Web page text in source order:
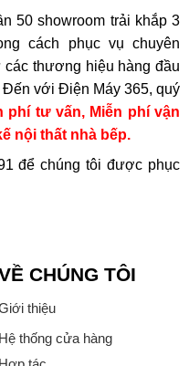
50 showroom trải khắp 3
cách phục vụ chuyên
thương hiệu hàng đầu
với Điện Máy 365, quý
phí tư vấn, Miễn phí vận
nội thất nhà bếp.
để chúng tôi được phục
CHÚNG TÔI
thiệu
Hệ thống cửa hàng